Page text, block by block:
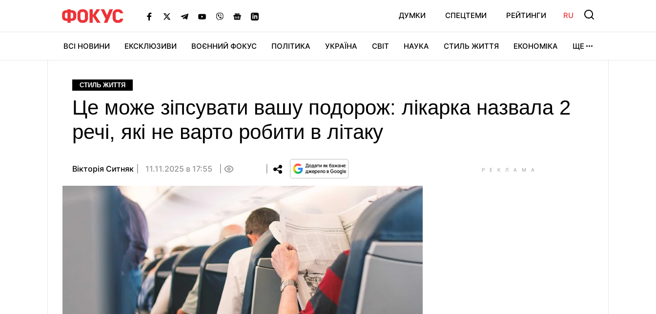
ДУМКИ СПЕЦТЕМИ РЕЙТИНГИ RU
ВСІ НОВИНИ ЕКСКЛЮЗИВИ ВОЄННИЙ ФОКУС ПОЛІТИКА УКРАЇНА СВІТ НАУКА СТИЛЬ ЖИТТЯ ЕКОНОМІКА ЩЕ
СТИЛЬ ЖИТТЯ
Це може зіпсувати вашу подорож: лікарка назвала 2
речі, які не варто робити в літаку
Вікторія Ситняк 11.11.2025 в 17:55